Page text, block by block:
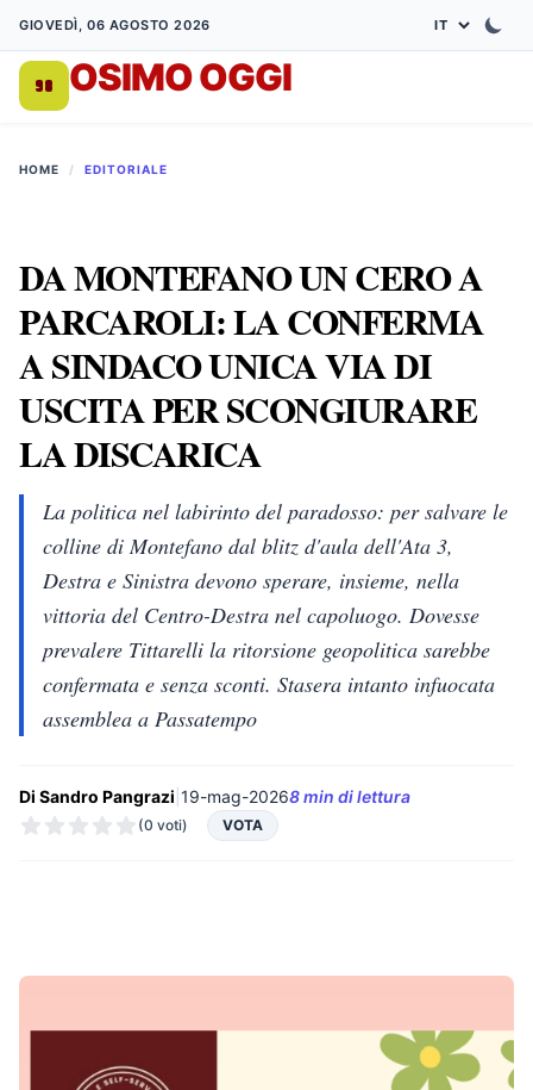
GIOVEDÌ, 06 AGOSTO 2026
OSIMO OGGI
HOME / EDITORIALE
DA MONTEFANO UN CERO A
PARCAROLI: LA CONFERMA
A SINDACO UNICA VIA DI
USCITA PER SCONGIURARE
LA DISCARICA
La politica nel labirinto del paradosso: per salvare le
colline di Montefano dal blitz d'aula dell'Ata 3,
Destra e Sinistra devono sperare, insieme, nella
vittoria del Centro-Destra nel capoluogo. Dovesse
prevalere Tittarelli la ritorsione geopolitica sarebbe
confermata e senza sconti. Stasera intanto infuocata
assemblea a Passatempo
Di Sandro Pangrazi 19-mag-20268 min di lettura
(0 voti) VOTA